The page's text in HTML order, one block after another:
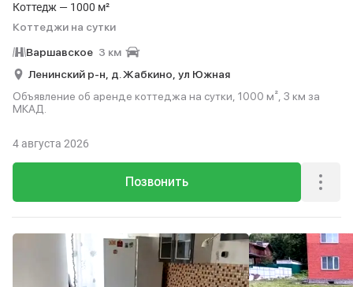
Коттедж — 1000 м²
Коттеджи на сутки
Варшавское 3 км
Ленинский р-н, д. Жабкино, ул Южная
Объявление об аренде коттеджа на сутки, 1000 м², 3 км за
МКАД.
Позвонить
4 августа 2026